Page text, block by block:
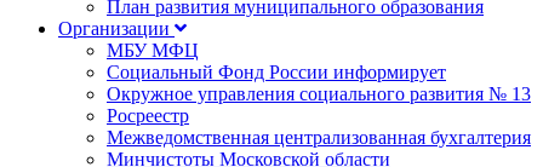
План развития муниципального образования
Организации
МБУ МФЦ
Социальный Фонд России информирует
Окружное управления социального развития № 13
Росреестр
Межведомственная централизованная бухгалтерия
Минчистоты Московской области